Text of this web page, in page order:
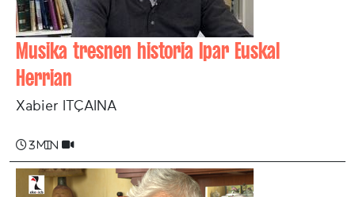
Musika tresnen historia Ipar Euskal
Herrian
Xabier ITÇAINA
3 min